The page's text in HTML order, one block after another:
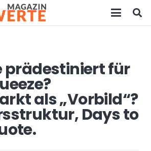
prädestiniert für
als „Vorbild“?
Days to